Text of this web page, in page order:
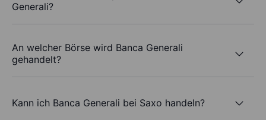
Generali?
An welcher Börse wird Banca Generali
gehandelt?
Kann ich Banca Generali bei Saxo handeln?